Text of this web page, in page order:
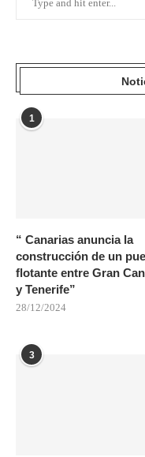
1
“ Canarias anuncia la
construcción de un
flotante entre Gran
y Tenerife”
28/12/2024
3